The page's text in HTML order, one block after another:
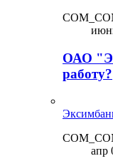
ОАО
работу?
апр